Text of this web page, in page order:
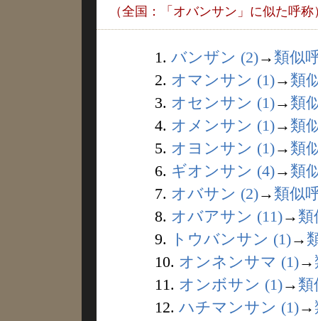
（全国：「オバンサン」に似た呼称
1. バンザン (2)→ 類似
2. オマンサン (1)→ 類
3. オセンサン (1)→ 類
4. オメンサン (1)→ 類
5. オヨンサン (1)→ 類
6. ギオンサン (4)→ 類
7. オバサン (2)→ 類似
8. オバアサン (11)→ 類
9.
トウバンサン (1)→
10. オンネンサマ (1)→
11. オンボサン (1)→ 類
12. ハチマンサン (1)→